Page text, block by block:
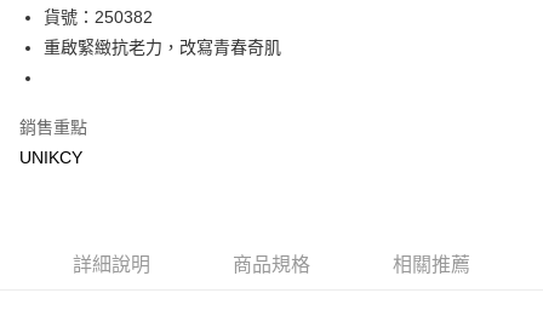
LINE Pay
Apple Pay
貨號：250382
重啟緊緻抗老力，改寫青春奇肌
銷售重點
UNIKCY
詳細說明 商品規格 相關推薦